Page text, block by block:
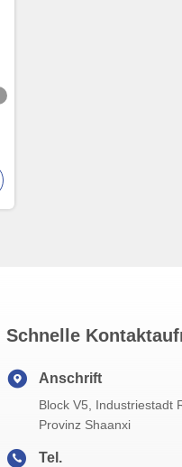
Schnelle
Anschrift
Block V5, Industriestadt
Provinz Shaanxi
Tel.